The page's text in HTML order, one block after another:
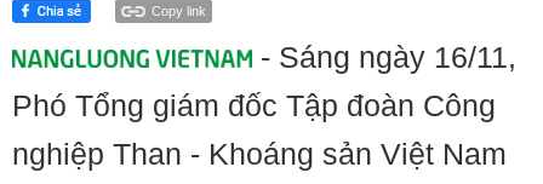
Copy link
- Sáng ngày 16/11,
Phó Tổng giám đốc Tập đoàn Công
nghiệp Than - Khoáng sản Việt Nam